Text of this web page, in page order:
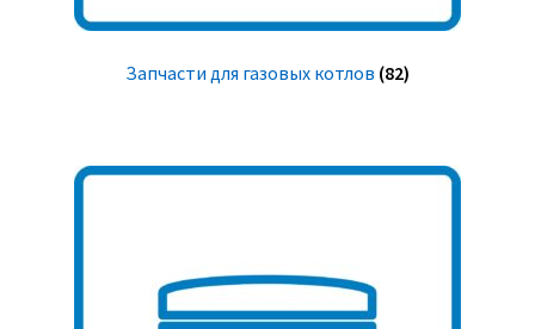
Запчасти для газовых котлов (82)